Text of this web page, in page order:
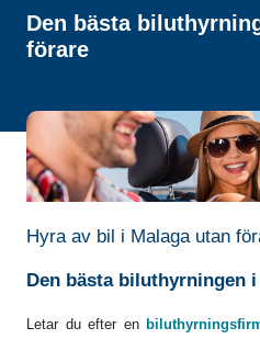
Den bästa
förare
Hyra av bil i Malaga utan
Den bästa biluthyrningen
Letar du efter en